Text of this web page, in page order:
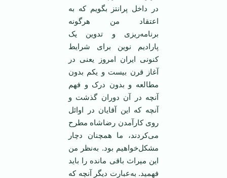
در داخل‌ پرانتز بگویم ‌که‌ به‌
اعتقاد من‌ هرگونه‌
برنامه‌ریزی‌ و تدوین‌ یک‌
پارادیم‌ نوین‌ برای‌ شرایط‌
کنونی‌ ایران‌ امروز یعنی‌ در
آغاز قرن‌ بیست‌ و یکم‌ بدون‌
مطالعه‌ و بدون‌ درک‌ و فهم‌
آنچه‌ در آن‌ دوران‌ گذشت‌ و
آنچه‌ که‌ این‌ آقایان‌ در اوائل‌
روی‌ کارآمدن‌ رضاشاه‌ مطرح‌
می‌کردند، ما همچنان‌ دچار
مشکل‌خواهیم‌ بود. به‌نظر من‌
این‌ میراث‌ باقی‌ مانده‌ را باید
فهمید. به‌عبارت‌ دیگر آنچه‌ که‌